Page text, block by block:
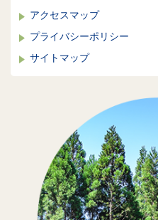
アクセスマップ
プライバシーポリシー
サイトマップ